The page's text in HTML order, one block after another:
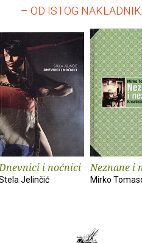
– OD ISTOG
i noćnici
Jelinčić
Neznane i
Mirko